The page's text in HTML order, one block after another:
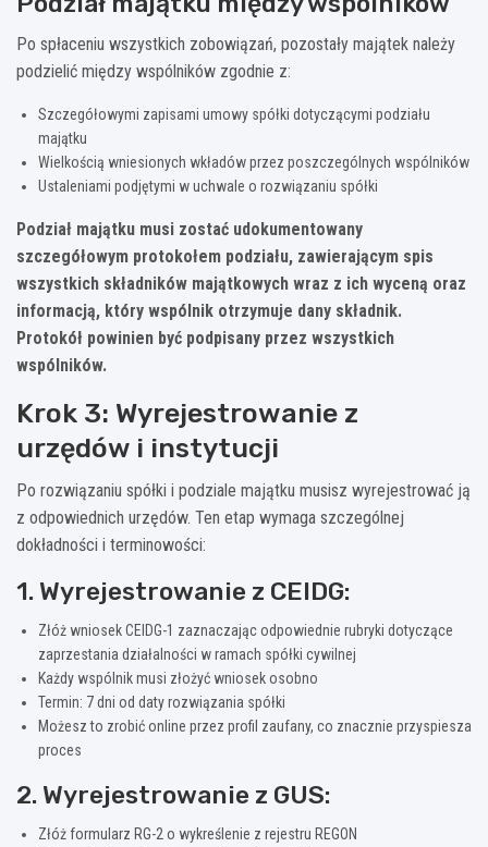
Po spłaceniu wszystkich zobowiązań, pozostały majątek należy
podzielić między wspólników zgodnie z:
Szczegółowymi zapisami umowy spółki dotyczącymi podziału
majątku
Wielkością wniesionych wkładów przez poszczególnych wspólników
Ustaleniami podjętymi w uchwale o rozwiązaniu spółki
Podział majątku musi zostać udokumentowany
szczegółowym protokołem podziału, zawierającym spis
wszystkich składników majątkowych wraz z ich wyceną oraz
informacją, który wspólnik otrzymuje dany składnik.
Protokół powinien być podpisany przez wszystkich
wspólników.
Krok 3: Wyrejestrowanie z
urzędów i instytucji
Po rozwiązaniu spółki i podziale majątku musisz wyrejestrować ją
z odpowiednich urzędów. Ten etap wymaga szczególnej
dokładności i terminowości:
1. Wyrejestrowanie z CEIDG:
Złóż wniosek CEIDG-1 zaznaczając odpowiednie rubryki dotyczące
zaprzestania działalności w ramach spółki cywilnej
Każdy wspólnik musi złożyć wniosek osobno
Termin: 7 dni od daty rozwiązania spółki
Możesz to zrobić online przez profil zaufany, co znacznie przyspiesza
proces
2. Wyrejestrowanie z GUS:
Złóż formularz RG-2 o wykreślenie z rejestru REGON